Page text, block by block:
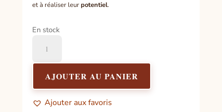
et à réaliser leurpotentiel.
En stock
Encens
protection
enfant
little
Angel
AJOUTER AU PANIER
Ajouter aux favoris